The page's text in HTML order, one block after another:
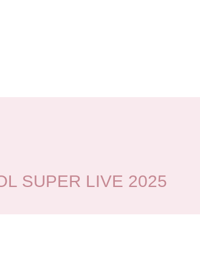
SUPER LIVE 2025